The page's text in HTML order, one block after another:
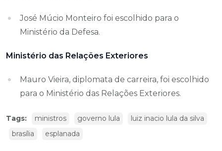
José Múcio Monteiro foi escolhido para o
Ministério da Defesa.
Ministério das Relações Exteriores
Mauro Vieira, diplomata de carreira, foi escolhido
para o Ministério das Relações Exteriores.
Tags: ministros governo lula
luiz inacio lula da silva
brasília
esplanada